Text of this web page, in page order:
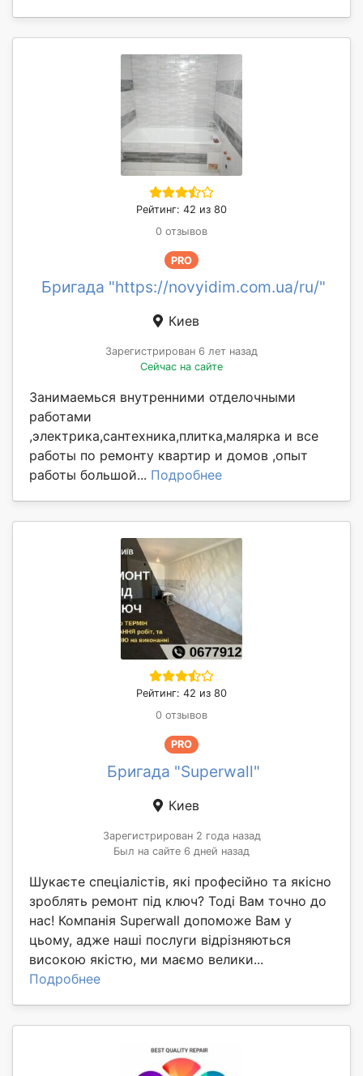
Рейтинг: 42 из 80
0 отзывов
PRO
Бригада "https://novyidim.com.ua/ru/"
Киев
Зарегистрирован 6 лет назад
Сейчас на сайте
Занимаемься внутренними отделочными
работами
,электрика,сантехника,плитка,малярка и все
работы по ремонту квартир и домов ,опыт
работы большой... Подробнее
Рейтинг: 42 из 80
0 отзывов
PRO
Бригада "Superwall"
Киев
Зарегистрирован 2 года назад
Был на сайте 6 дней назад
Шукаєте спеціалістів, які професійно та якісно
зроблять ремонт під ключ? Тоді Вам точно до
нас! Компанія Superwall допоможе Вам у
цьому, адже наші послуги відрізняються
високою якістю, ми маємо велики...
Подробнее